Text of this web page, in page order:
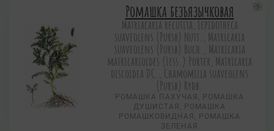
Ромашка безъязычковая
Matriacaria recutita, Lepidotheca
suaveolens (Pursb) Nutt., Matricaria
suaveolens (Pursb) Buch., Matricaria
matricarioides (Less.) Porter, Matricaria
discoidea DC., Chamomilla suaveolens
(Pursb) Rydb.
РОМАШКА ПАХУЧАЯ, РОМАШКА
ДУШИСТАЯ, РОМАШКА
РОМАШКОВИДНАЯ, РОМАШКА
ЗЕЛЕНАЯ